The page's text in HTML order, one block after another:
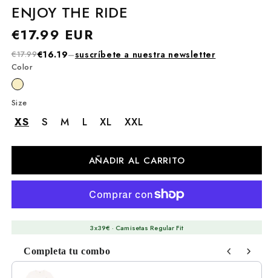
ENJOY THE RIDE
Precio
€17.99 EUR
€17.99€16.19–suscríbete a nuestra newsletter
Size
XS S M L XL XXL
Color
AÑADIR AL CARRITO
3x39€ · Camisetas Regular Fit
Completa tu combo
Use the Previous and Next buttons to navigate through